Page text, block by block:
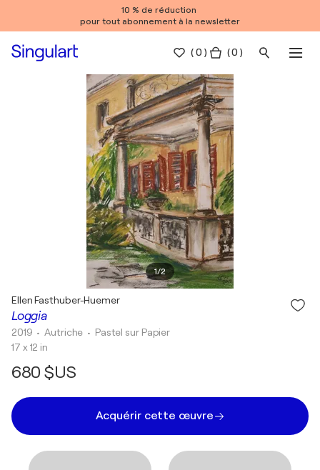
10 % de réduction
pour tout abonnement à la newsletter
(0 ) ( 0 )
1/2
Loggia
Ellen Fasthuber-Huemer
2019 • Autriche • Pastel sur Papier
17 x 12 in
680 $US
Acquérir cette œuvre